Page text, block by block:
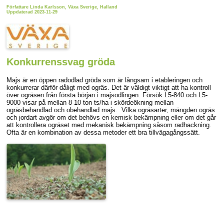
Författare Linda Karlsson, Växa Sverige, Halland
Uppdaterad 2023-11-29
Konkurrenssvag gröda
Majs är en öppen radodlad gröda som är långsam i etableringen och
konkurrerar därför dåligt med ogräs. Det är väldigt viktigt att ha kontroll
över ogräsen från första början i majsodlingen. Försök L5-840 och L5-
9000 visar på mellan 8-10 ton ts/ha i skördeökning mellan
ogräsbehandlad och obehandlad majs. Vilka ogräsarter, mängden ogräs
och jordart avgör om det behövs en kemisk bekämpning eller om det går
att kontrollera ogräset med mekanisk bekämpning såsom radhackning.
Ofta är en kombination av dessa metoder ett bra tillvägagångssätt.